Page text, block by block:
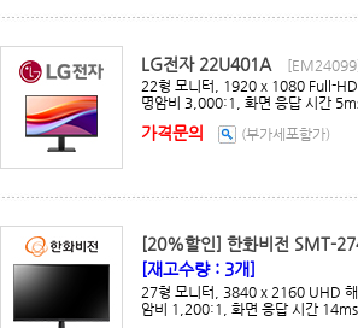
LG전자 22U401A
22형 모니터, 1920 x 1080 Full-
명암비 3,000:1, 화면 응답 시간
가격문의 (부가세포함가)
[20%할인] 한화비전 SMT-
[재고수량 : 3개]
27형 모니터, 3840 x 2160 UHD
암비 1,200:1, 화면 응답 시간